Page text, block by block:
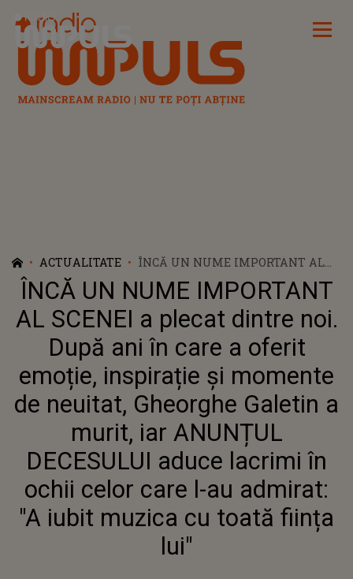
Radio Impuls
ACTUALITATE
ÎNCĂ UN NUME IMPORTANT AL
SCENEI A PLECAT DINTRE NOI.
DUPĂ ANI ÎN CARE A OFERIT
EMOȚIE, INSPIRAȚIE ȘI MOMENTE
DE NEUITAT, GHEORGHE GALETIN
A MURIT, IAR ANUNȚUL
OCHII CELOR CARE L-AU ADMIRAT:
"A IUBIT MUZICA CU TOATĂ
FIINȚA LUI"
ÎNCĂ UN NUME IMPORTANT
AL SCENEI a plecat dintre noi.
După ani în care a oferit
emoție, inspirație și momente
de neuitat, Gheorghe Galetin a
murit, iar ANUNȚUL
DECESULUI aduce lacrimi în
ochii celor care l-au admirat:
"A iubit muzica cu toată ființa
lui"